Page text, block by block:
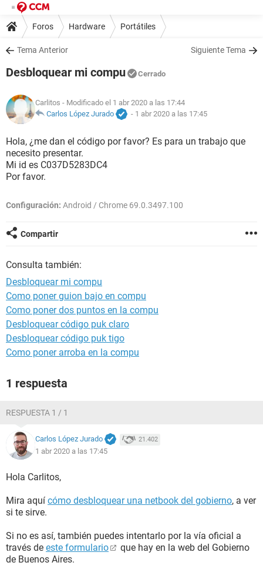
Foros Hardware Portátiles
Tema Anterior Siguiente Tema
Desbloquear mi compu Cerrado
Carlitos - Modificado el 1 abr 2020 a las 17:44
Carlos López Jurado
- 1 abr 2020 a las 17:45
Hola, ¿me dan el código por favor? Es para un trabajo que
necesito presentar.
Mi id es C037D5283DC4
Por favor.
Configuración: Android / Chrome 69.0.3497.100
Compartir
Consulta también:
Desbloquear mi compu
Como poner guion bajo en compu
Como poner dos puntos en la compu
Desbloquear código puk claro
Desbloquear código puk tigo
Como poner arroba en la compu
1 respuesta
RESPUESTA 1 / 1
Carlos López Jurado 21.402
1 abr 2020 a las 17:45
Hola Carlitos,
Mira aquí cómo desbloquear una netbook del gobierno, a ver
si te sirve.
Si no es así, también puedes intentarlo por la vía oficial a
través de este formulario
que hay en la web del Gobierno
de Buenos Aires.